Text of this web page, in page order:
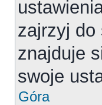
zajrzyj do
znajduje
swoje
Góra